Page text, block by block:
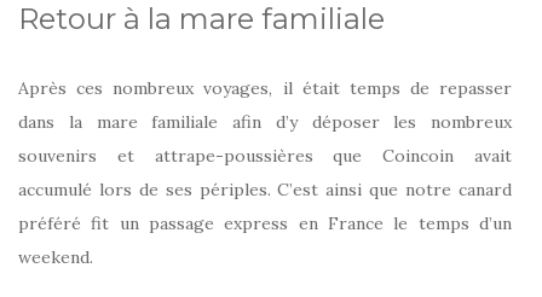
Retour à la mare familiale
Après ces nombreux voyages, il était temps de repasser
dans la mare familiale afin d’y déposer les nombreux
souvenirs et attrape-poussières que Coincoin avait
accumulé lors de ses périples. C’est ainsi que notre canard
préféré fit un passage express en France le temps d’un
weekend.